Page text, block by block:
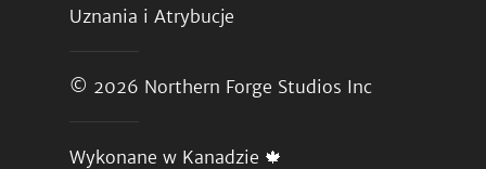
Uznania i Atrybucje
© 2026 Northern Forge Studios Inc
Wykonane w Kanadzie 🍁